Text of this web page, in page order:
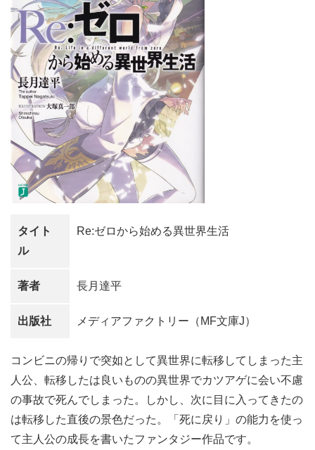
タイト
ル
Re:ゼロから始める異世界生活
著者 長月達平
出版社 メディアファクトリー（MF文庫J）
コンビニの帰りで突如として異世界に転移してしまった主
人公、転移したは良いものの異世界でカツアゲに会い不慮
の事故で死んでしまった。しかし、次に目に入ってきたの
は転移した直後の景色だった。「死に戻り」の能力を使っ
て主人公の成長を書いたファンタジー作品です。